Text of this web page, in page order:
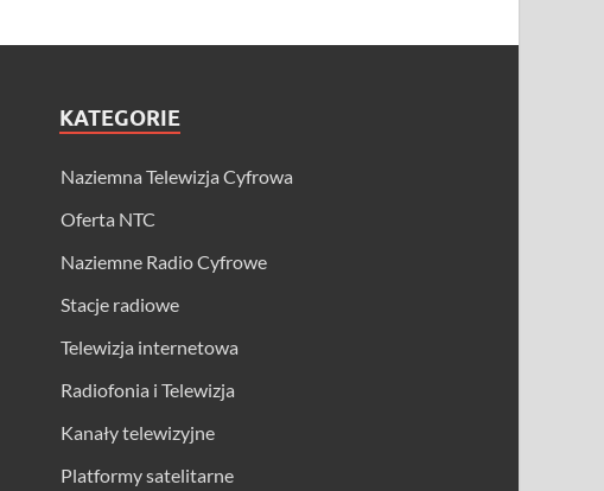
KATEGORIE
Naziemna Telewizja Cyfrowa
Oferta NTC
Naziemne Radio Cyfrowe
Stacje radiowe
Telewizja internetowa
Radiofonia i Telewizja
Kanały telewizyjne
Platformy satelitarne